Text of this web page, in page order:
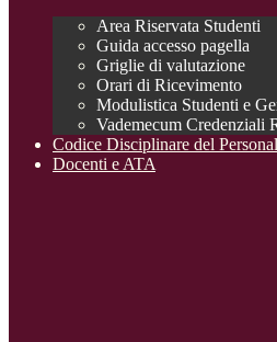
Area Riservata Studenti
Guida accesso pagella
Griglie di valutazione
Orari di Ricevimento
Modulistica Studenti e
Vademecum Credenziali
Codice Disciplinare del
Docenti e ATA